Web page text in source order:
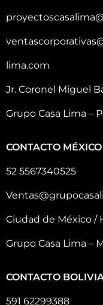
lima.com
Jr. Coronel Miguel
Grupo Casa Lima –
CONTACTO MÉXICO
52 5567340525
Ciudad de México /
Grupo Casa Lima –
CONTACTO
591 62299388